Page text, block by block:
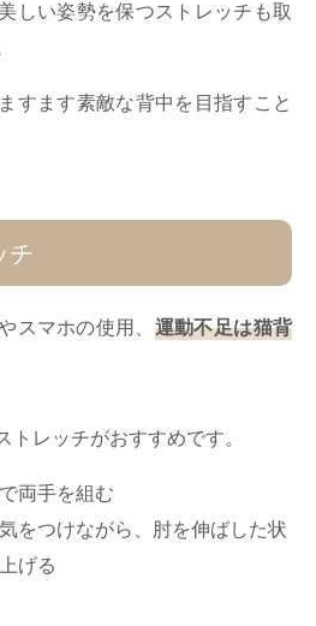
しい姿勢を保つストレッチも取
すます素敵な背中を目指すこと
チ
スマホの使用、 運動不足は​猫背
トレッチがおすすめです。
両手を組む
をつけながら、肘を伸ばした状
げる